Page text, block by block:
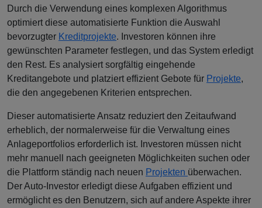
Durch die Verwendung eines komplexen Algorithmus
optimiert diese automatisierte Funktion die Auswahl
bevorzugter Kreditprojekte. Investoren können ihre
gewünschten Parameter festlegen, und das System erledigt
den Rest. Es analysiert sorgfältig eingehende
Kreditangebote und platziert effizient Gebote für Projekte,
die den angegebenen Kriterien entsprechen.
Dieser automatisierte Ansatz reduziert den Zeitaufwand
erheblich, der normalerweise für die Verwaltung eines
Anlageportfolios erforderlich ist. Investoren müssen nicht
mehr manuell nach geeigneten Möglichkeiten suchen oder
die Plattform ständig nach neuen Projekten überwachen.
Der Auto-Investor erledigt diese Aufgaben effizient und
ermöglicht es den Benutzern, sich auf andere Aspekte ihrer